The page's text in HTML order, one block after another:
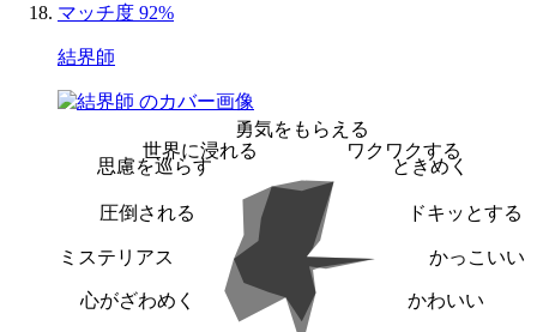
マッチ度 92%
結界師
勇気をもらえる
ワクワクする
ときめく
ドキッとする
かっこいい
かわいい
心がざわめく
ミステリアス
圧倒される
思慮を巡らす
世界に浸れる